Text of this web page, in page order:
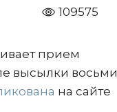
109575
прием
высылки восьми
на сайте